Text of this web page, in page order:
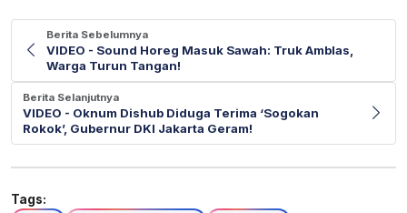
Berita Sebelumnya
VIDEO - Sound Horeg Masuk Sawah: Truk Amblas,
Warga Turun Tangan!
Berita Selanjutnya
VIDEO - ‎Oknum Dishub Diduga Terima ‘Sogokan
Rokok’, Gubernur DKI Jakarta Geram!
Tags: